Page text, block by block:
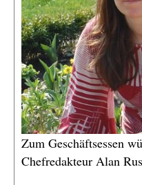
Zum Geschäftsessen
Chefredakteur Alan